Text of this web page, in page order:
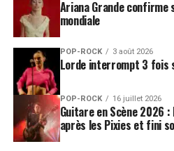
Ariana Grande confirme
mondiale
POP-ROCK 3 août 2026
Lorde interrompt 3 fois
POP-ROCK 16 juillet 2026
Guitare en Scène 2026
après les Pixies et fini